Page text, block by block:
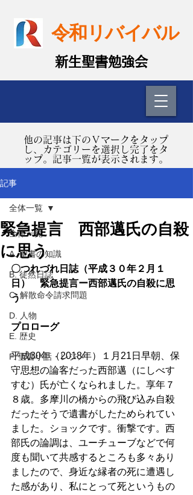
令和リバイバル
​新生聖書勉強会
​他の記事は下のＶマークをタップ
し、カテゴリーを選択し完了をタ
ップ。記事一覧が表示されます。
記事
全体一覧
A. 聖書の知識
B. 徒然日誌
C. 解散命令請求問題
D. 人物
E. 歴史
F. 聖書小話・レジメ
全体一覧
緊急提言 西部邁氏の自殺
に思う
〇つれづれ日誌（平成３０年２月１
日）　緊急提言ー西部邁氏の自殺に思
う
プロローグ
平成30年（2018年）１月21日早朝、保
守思想の論客だった西部邁（にしべす
すむ）氏が亡くなられました。享年７
８歳。多摩川の橋からの飛び込み自殺
だったそうで遺書がしたためられてい
ました。ショックです。衝撃です。西
部氏の論調は、ユーチューブなどで何
度も聞いて共感するところも多々あり
ましたので、身近な縁者の死に遭遇し
た感があり、私にとって死というもの